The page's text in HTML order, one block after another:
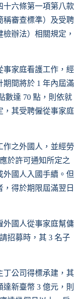
十六條第一項第八款
稱審查標準）及受聘
辦法）相關規定，
事家庭看護工作，經
期間將於 1 年內屆滿
數達 70 點，則依就
，其受聘僱從事家庭
作之外國人，並經勞
於許可通知所定之
外國人入國手續。但
得於期限屆滿翌日
外國人從事家庭幫傭
招募時，其 3 名子
丁公司得標承建，其
新臺幣 3 億元，則